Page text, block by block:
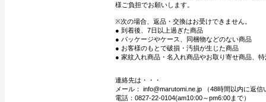
様ご負担でお願いします。
※次の場合、返品・交換はお受けできません。
● 到着後、7日以上過ぎた商品
● パッケージやケース、同梱物などのない商品
● お客様のもとで破損・汚損が生じた商品
● 家紋入れ商品・名入れ商品やお取り寄せ商品、
連絡先は・・・
メール： info@marutomi.ne.jp （48時間以内に返信
電話：0827-22-0104(am10:00～pm6:00まで）